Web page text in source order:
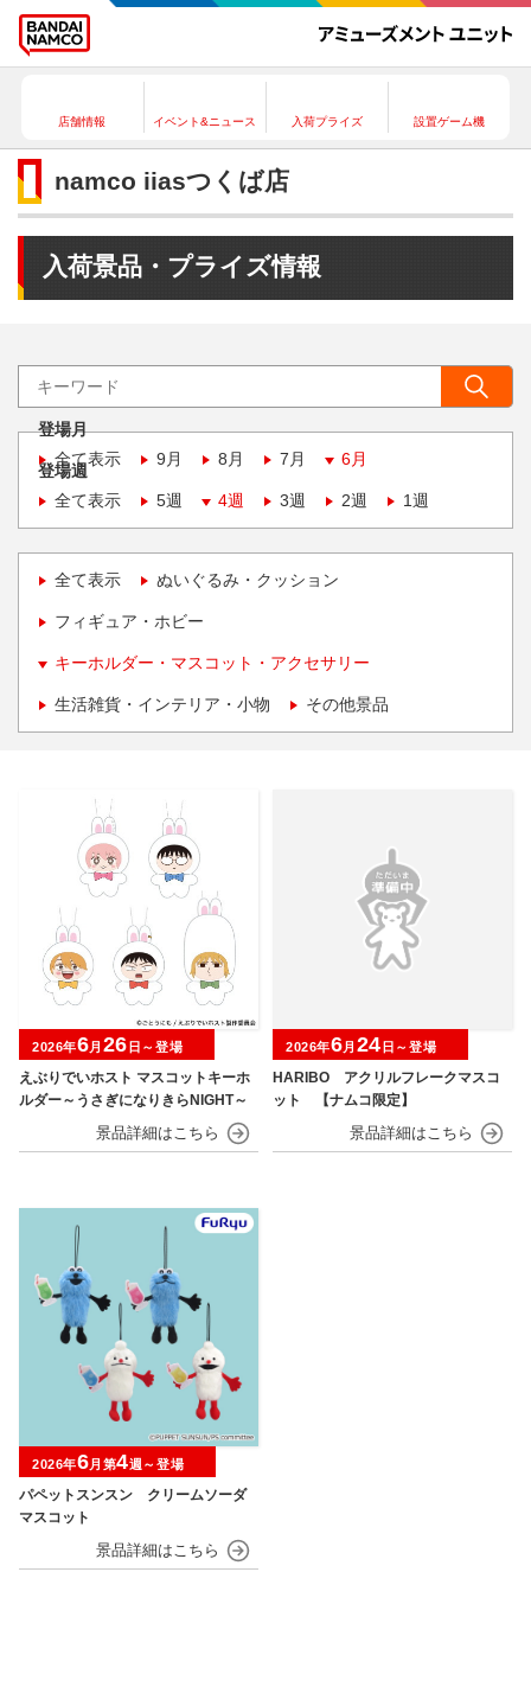
店舗情報 イベント&ニュース 入荷プライズ 設置ゲーム機
namco iiasつくば店
入荷景品・プライズ情報
登場月
全て表示
9月 8月 7月 6月
登場週
全て表示
5週 4週 3週 2週 1週
全て表示 ぬいぐるみ・クッション
フィギュア・ホビー
キーホルダー・マスコット・アクセサリー
生活雑貨・インテリア・小物 その他景品
えぶりでいホスト マスコットキーホ
ルダー～うさぎになりきらNIGHT～
2026年6月 26 日～登場
HARIBO アクリルフレークマスコ
ット 【ナムコ限定】
2026年6月 24 日～登場
パペットスンスン クリームソーダ
マスコット
2026年6月第4週～登場